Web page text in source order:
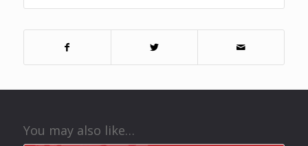
You may also like…